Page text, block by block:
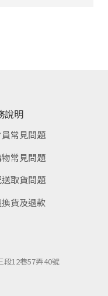
說明
常見問題
物常見問題
取貨問題
貨及退款
段12巷57弄40號